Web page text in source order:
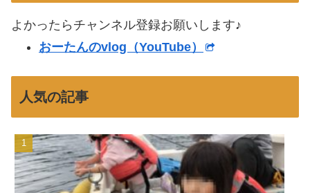
よかったらチャンネル登録お願いします♪
おーたんのvlog（YouTube）
人気の記事